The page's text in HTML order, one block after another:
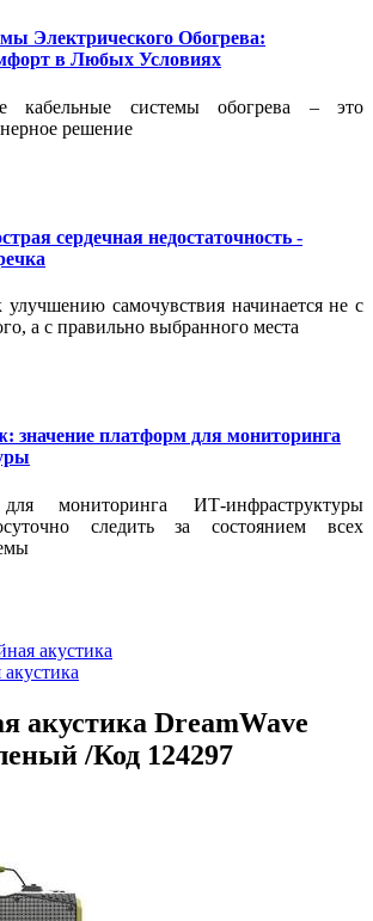
Электрического Обогрева:
в Любых Условиях
кабельные системы обогрева – это
решение
сердечная недостаточность -
улучшению самочувствия начинается не с
а с правильно выбранного места
значение платформ для мониторинга
мониторинга ИТ-инфраструктуры
следить за состоянием всех
акустика
акустика DreamWave
/Код 124297